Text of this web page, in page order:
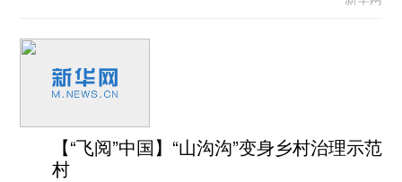
【“飞阅”中国】“山沟沟”变身乡村治理示范
村